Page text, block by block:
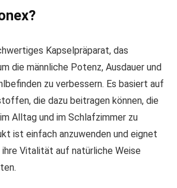
Kapselpräparat, das
die männliche Potenz, Ausdauer und
zu verbessern. Es basiert auf
die dazu beitragen können, die
Alltag und im Schlafzimmer zu
ist einfach anzuwenden und eignet
ihre Vitalität auf natürliche Weise